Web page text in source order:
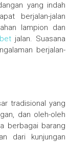
yang indah
berjalan-jalan
lampion dan
jalan. Suasana
berjalan-
tradisional yang
dan oleh-oleh
berbagai barang
dari kunjungan